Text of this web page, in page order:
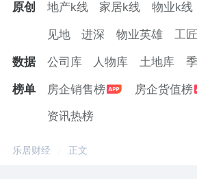
原创 地产k线 家居k线 物业k线
见地 进深 物业英雄 工
数据 公司库 人物库 土地库
榜单 房企销售榜 房企货值榜
资讯热榜
乐居财经 正文